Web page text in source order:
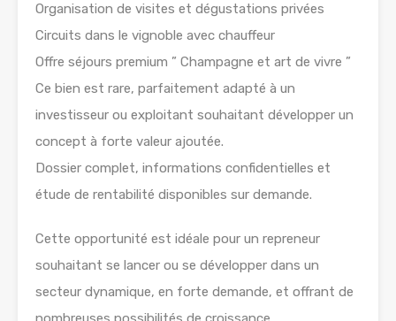
Organisation de visites et dégustations privées
Circuits dans le vignoble avec chauffeur
Offre séjours premium ” Champagne et art de vivre ”
Ce bien est rare, parfaitement adapté à un
investisseur ou exploitant souhaitant développer un
concept à forte valeur ajoutée.
Dossier complet, informations confidentielles et
étude de rentabilité disponibles sur demande.
Cette opportunité est idéale pour un repreneur
souhaitant se lancer ou se développer dans un
secteur dynamique, en forte demande, et offrant de